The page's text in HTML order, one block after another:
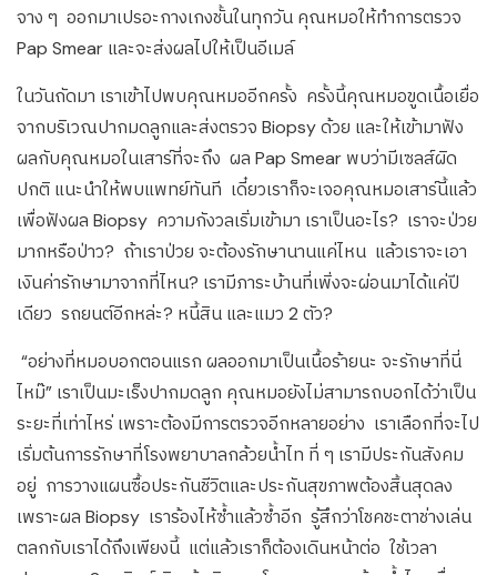
จาง ๆ ออกมาเปรอะกางเกงชั้นในทุกวัน คุณหมอให้ทำการตรวจ
Pap Smear และจะส่งผลไปให้เป็นอีเมล์
ในวันถัดมา เราเข้าไปพบคุณหมออีกครั้ง ครั้งนี้คุณหมอขูดเนื้อเยื่อ
จากบริเวณปากมดลูกและส่งตรวจ Biopsy ด้วย และให้เข้ามาฟัง
ผลกับคุณหมอในเสาร์ที่จะถึง ผล Pap Smear พบว่ามีเซลส์ผิด
ปกติ แนะนำให้พบแพทย์ทันที เดี๋ยวเราก็จะเจอคุณหมอเสาร์นี้แล้ว
เพื่อฟังผล Biopsy ความกังวลเริ่มเข้ามา เราเป็นอะไร? เราจะป่วย
มากหรือป่าว? ถ้าเราป่วย จะต้องรักษานานแค่ไหน แล้วเราจะเอา
เงินค่ารักษามาจากที่ไหน? เรามีภาระบ้านที่เพิ่งจะผ่อนมาได้แค่ปี
เดียว รถยนต์อีกหล่ะ? หนี้สิน และแมว 2 ตัว?
“อย่างที่หมอบอกตอนแรก ผลออกมาเป็นเนื้อร้ายนะ จะรักษาที่นี่
ไหม๊” เราเป็นมะเร็งปากมดลูก คุณหมอยังไม่สามารถบอกได้ว่าเป็น
ระยะที่เท่าไหร่ เพราะต้องมีการตรวจอีกหลายอย่าง เราเลือกที่จะไป
เริ่มต้นการรักษาที่โรงพยาบาลกล้วยน้ำไท ที่ ๆ เรามีประกันสังคม
อยู่ การวางแผนซื้อประกันชีวิตและประกันสุขภาพต้องสิ้นสุดลง
เพราะผล Biopsy เราร้องไห้ซ้ำแล้วซ้ำอีก รู้สึกว่าโชคชะตาช่างเล่น
ตลกกับเราได้ถึงเพียงนี้ แต่แล้วเราก็ต้องเดินหน้าต่อ ใช้เวลา